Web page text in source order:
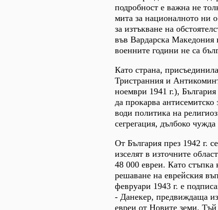
подробност е важна не
мита за националното ни
за изтъкване на
във Вардарска Македония
военните години не са
Като страна,
Тристранния и
ноември 1941 г.),
да прокарва антисемитско
води политика на
сегрегация, дълбоко
От България през 1942 г.
изселят в източните
48 000 евреи. Като стъпка
решаване на еврейския
февруари 1943 г. е
- Данекер, предвиждаща
евреи от Новите земи.